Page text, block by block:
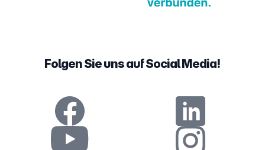
Folgen Sie uns auf Social Media!